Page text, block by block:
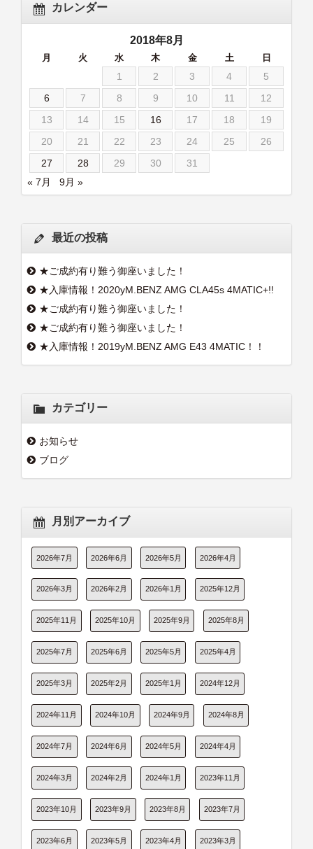
カレンダー
2018年8月
月 火 水 木 金 土 日
1 2 3 4
5
6
7 8 9 10 11
12
13
14 15 16 17 18
19
20
21 22 23 24 25
26
27
28 29 30
31
« 7月
9月 »
最近の投稿
★ご成約有り難う御座いました！
★入庫情報！2020yM.BENZ AMG CLA45s 4MATIC+!!
★ご成約有り難う御座いました！
★ご成約有り難う御座いました！
★入庫情報！2019yM.BENZ AMG E43 4MATIC！！
カテゴリー
お知らせ
ブログ
月別アーカイブ
2026年7月 2026年6月 2026年5月 2026年4月
2026年3月 2026年2月 2026年1月 2025年12月
2025年11月 2025年10月 2025年9月 2025年8月
2025年7月 2025年6月 2025年5月 2025年4月
2025年3月 2025年2月 2025年1月 2024年12月
2024年11月 2024年10月 2024年9月 2024年8月
2024年7月 2024年6月 2024年5月 2024年4月
2024年3月 2024年2月 2024年1月 2023年11月
2023年10月 2023年9月 2023年8月 2023年7月
2023年6月 2023年5月 2023年4月 2023年3月